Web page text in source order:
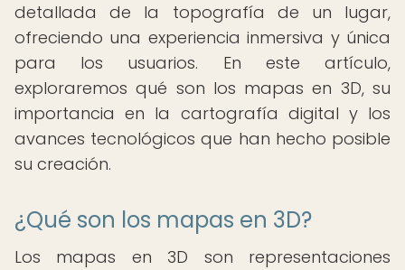
detallada de la topografía de un lugar,
ofreciendo una experiencia inmersiva y única
para los usuarios. En este artículo,
exploraremos qué son los mapas en 3D, su
importancia en la cartografía digital y los
avances tecnológicos que han hecho posible
su creación.
¿Qué son los mapas en 3D?
Los mapas en 3D son representaciones